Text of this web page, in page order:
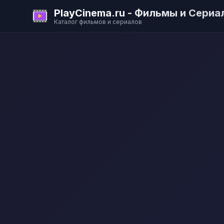
PlayCinema.ru - Фильмы и
Каталог фильмов и сериалов